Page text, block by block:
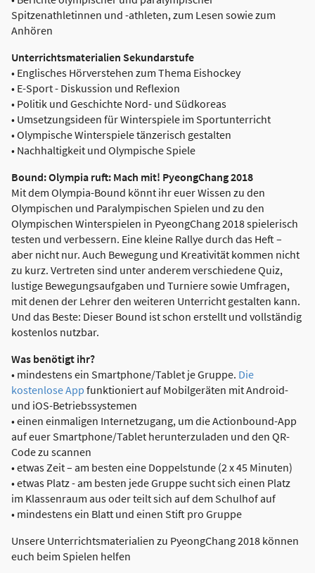
Spitzenathletinnen und -athleten, zum Lesen sowie zum
Anhören
Unterrichtsmaterialien Sekundarstufe
• Englisches Hörverstehen zum Thema Eishockey
• E-Sport - Diskussion und Reflexion
• Politik und Geschichte Nord- und Südkoreas
• Umsetzungsideen für Winterspiele im Sportunterricht
• Olympische Winterspiele tänzerisch gestalten
• Nachhaltigkeit und Olympische Spiele
Bound: Olympia ruft: Mach mit! PyeongChang 2018
Mit dem Olympia-Bound könnt ihr euer Wissen zu den
Olympischen und Paralympischen Spielen und zu den
Olympischen Winterspielen in PyeongChang 2018 spielerisch
testen und verbessern. Eine kleine Rallye durch das Heft –
aber nicht nur. Auch Bewegung und Kreativität kommen nicht
zu kurz. Vertreten sind unter anderem verschiedene Quiz,
lustige Bewegungsaufgaben und Turniere sowie Umfragen,
mit denen der Lehrer den weiteren Unterricht gestalten kann.
Und das Beste: Dieser Bound ist schon erstellt und vollständig
kostenlos nutzbar.
Was benötigt ihr?
• mindestens ein Smartphone/Tablet je Gruppe. Die
kostenlose App funktioniert auf Mobilgeräten mit Android-
und iOS-Betriebssystemen
• einen einmaligen Internetzugang, um die Actionbound-App
auf euer Smartphone/Tablet herunterzuladen und den QR-
Code zu scannen
• etwas Zeit – am besten eine Doppelstunde (2 x 45 Minuten)
• etwas Platz - am besten jede Gruppe sucht sich einen Platz
im Klassenraum aus oder teilt sich auf dem Schulhof auf
• mindestens ein Blatt und einen Stift pro Gruppe
Unsere Unterrichtsmaterialien zu PyeongChang 2018 können
euch beim Spielen helfen